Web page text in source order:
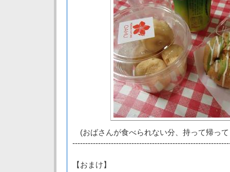
(おばさんが食べられない分、持って帰っ
【おまけ】